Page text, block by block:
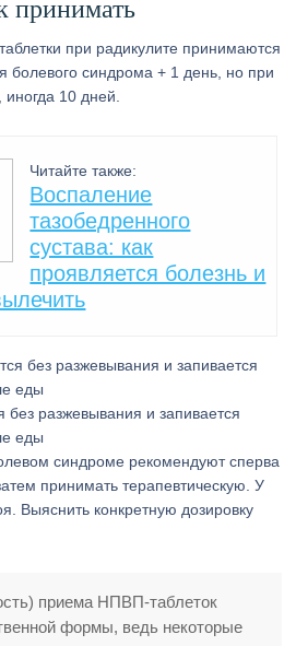
принимать
при радикулите принимаются
болевого синдрома + 1 день, но при
10 дней.
Читайте также:
Воспаление
тазобедренного
сустава: как
проявляется болезнь и
без разжевывания и запивается
еды
синдроме рекомендуют сперва
принимать терапевтическую. У
Выяснить конкретную дозировку
приема НПВП-таблеток
формы, ведь некоторые